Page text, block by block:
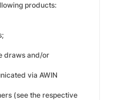
products:
draws and/or
via AWIN
(see the respective